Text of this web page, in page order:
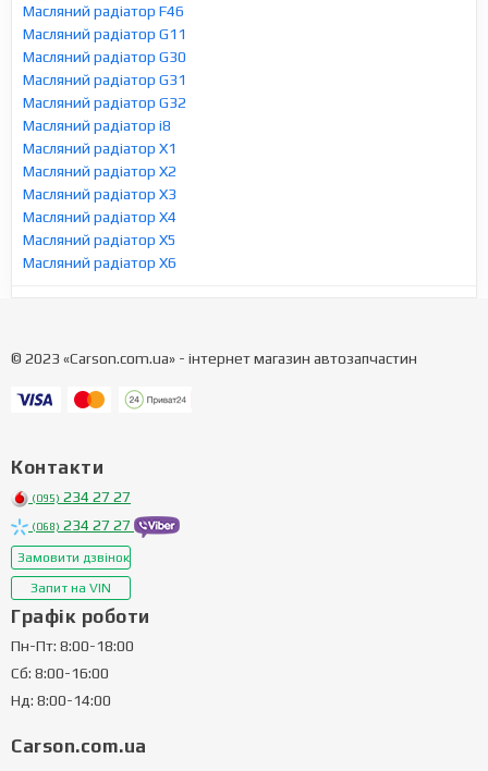
Масляний радіатор F46
Масляний радіатор G11
Масляний радіатор G30
Масляний радіатор G31
Масляний радіатор G32
Масляний радіатор i8
Масляний радіатор X1
Масляний радіатор X2
Масляний радіатор X3
Масляний радіатор X4
Масляний радіатор X5
Масляний радіатор X6
© 2023 «Carson.com.ua» - інтернет магазин автозапчастин
Контакти
(095) 234 27 27
(068) 234 27 27
Замовити дзвінок
Запит на VIN
Графік роботи
Пн-Пт: 8:00-18:00
Сб: 8:00-16:00
Нд: 8:00-14:00
Carson.com.ua